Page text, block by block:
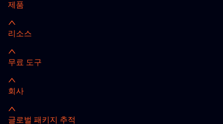
제품
리소스
무료 도구
회사
글로벌 패키지 추적